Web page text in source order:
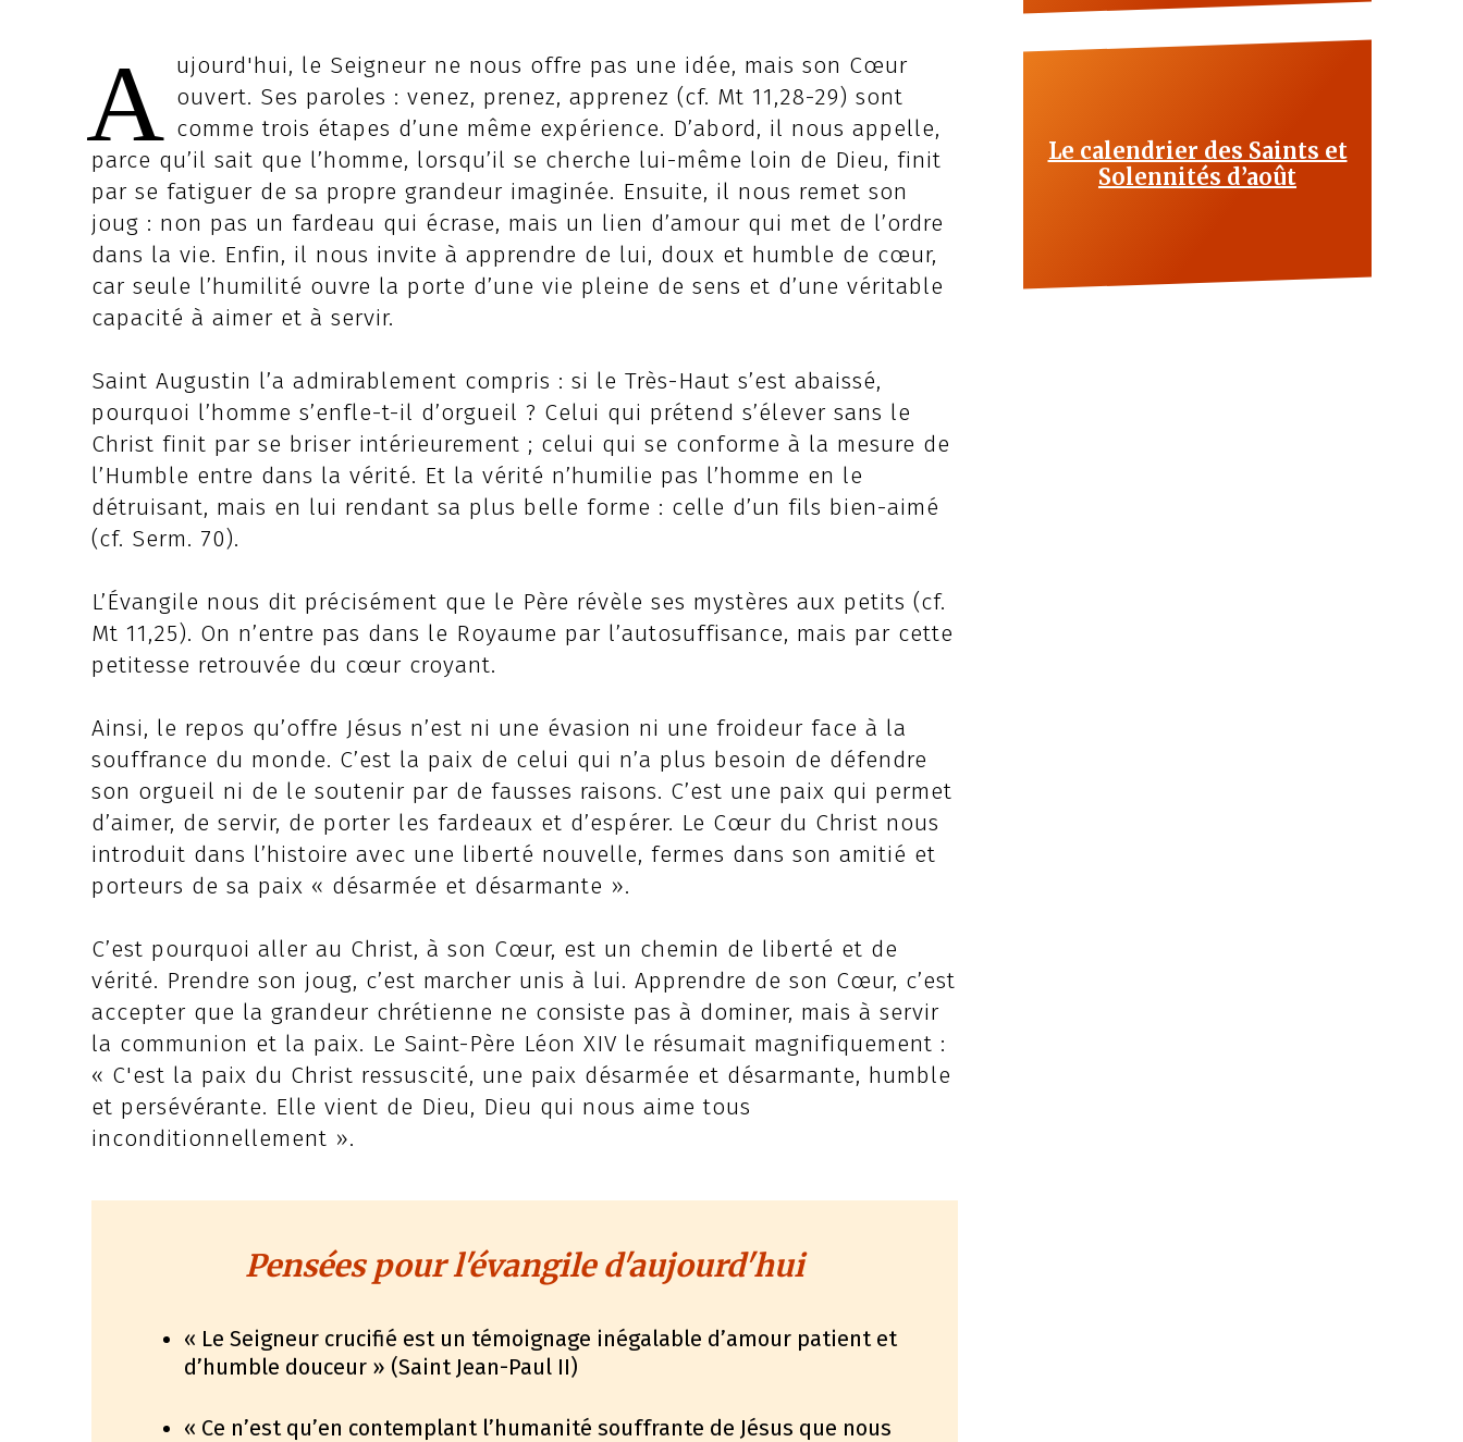
A ujourd'hui, le Seigneur ne nous offre pas une idée, mais son Cœur
ouvert. Ses paroles : venez, prenez, apprenez (cf. Mt 11,28-29) sont
comme trois étapes d’une même expérience. D’abord, il nous appelle,
parce qu’il sait que l’homme, lorsqu’il se cherche lui-même loin de Dieu, finit
par se fatiguer de sa propre grandeur imaginée. Ensuite, il nous remet son
joug : non pas un fardeau qui écrase, mais un lien d’amour qui met de l’ordre
dans la vie. Enfin, il nous invite à apprendre de lui, doux et humble de cœur,
car seule l’humilité ouvre la porte d’une vie pleine de sens et d’une véritable
capacité à aimer et à servir.
Saint Augustin l’a admirablement compris : si le Très-Haut s’est abaissé,
pourquoi l’homme s’enfle-t-il d’orgueil ? Celui qui prétend s’élever sans le
Christ finit par se briser intérieurement ; celui qui se conforme à la mesure de
l’Humble entre dans la vérité. Et la vérité n’humilie pas l’homme en le
détruisant, mais en lui rendant sa plus belle forme : celle d’un fils bien-aimé
(cf. Serm. 70).
L’Évangile nous dit précisément que le Père révèle ses mystères aux petits (cf.
Mt 11,25). On n’entre pas dans le Royaume par l’autosuffisance, mais par cette
petitesse retrouvée du cœur croyant.
Ainsi, le repos qu’offre Jésus n’est ni une évasion ni une froideur face à la
souffrance du monde. C’est la paix de celui qui n’a plus besoin de défendre
son orgueil ni de le soutenir par de fausses raisons. C’est une paix qui permet
d’aimer, de servir, de porter les fardeaux et d’espérer. Le Cœur du Christ nous
introduit dans l’histoire avec une liberté nouvelle, fermes dans son amitié et
porteurs de sa paix « désarmée et désarmante ».
C’est pourquoi aller au Christ, à son Cœur, est un chemin de liberté et de
vérité. Prendre son joug, c’est marcher unis à lui. Apprendre de son Cœur, c’est
accepter que la grandeur chrétienne ne consiste pas à dominer, mais à servir
la communion et la paix. Le Saint-Père Léon XIV le résumait magnifiquement :
« C'est la paix du Christ ressuscité, une paix désarmée et désarmante, humble
et persévérante. Elle vient de Dieu, Dieu qui nous aime tous
inconditionnellement ».
Pensées pour l'évangile d'aujourd'hui
« Le Seigneur crucifié est un témoignage inégalable d’amour patient et
d’humble douceur » (Saint Jean-Paul II)
« Ce n’est qu’en contemplant l’humanité souffrante de Jésus que nous
Le calendrier des Saints et
Solennités d’août